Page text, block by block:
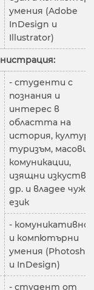
умения (Adobe
InDesign и
Illustrator)
- студенти с
познания и
интерес в
областта на
история,
туризъм, масови
комуникации,
изящни изкуства
др. и владее чужд
език
-
и компютърни
умения
и InDesign)
- студент от